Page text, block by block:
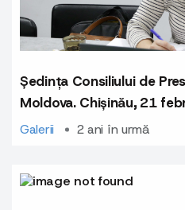
Ședința Consiliului de
Moldova. Chișinău, 21
Galerii 2 ani în urmă